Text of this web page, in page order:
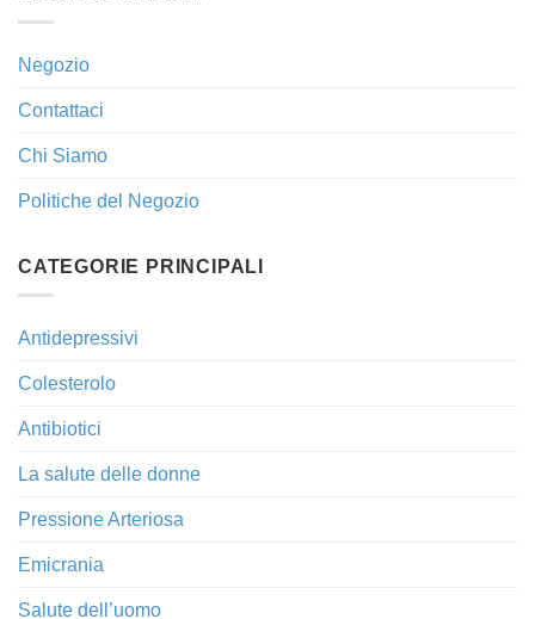
Negozio
Contattaci
Chi Siamo
Politiche del Negozio
CATEGORIE PRINCIPALI
Antidepressivi
Colesterolo
Antibiotici
La salute delle donne
Pressione Arteriosa
Emicrania
Salute dell’uomo